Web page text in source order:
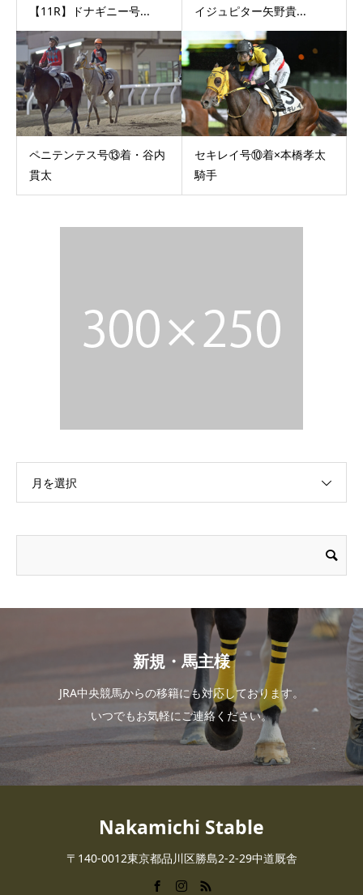
【11R】ドナギニー号...
イジュピター矢野貴...
ペニテンテス号⑬着・谷内
貫太
セキレイ号⑩着×本橋孝太
騎手
月を選択
新規・馬主様
JRA中央競馬からの移籍にも対応しております。
いつでもお気軽にご連絡ください。
Nakamichi Stable
〒140-0012東京都品川区勝島2-2-29中道厩舎